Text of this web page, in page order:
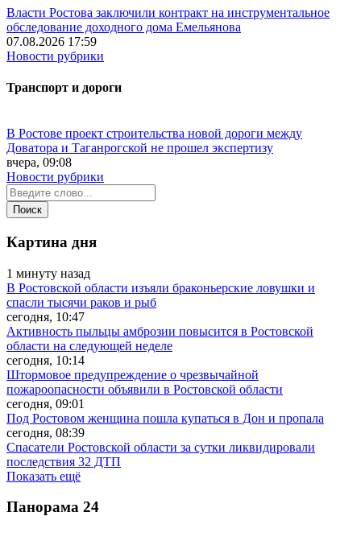
Власти Ростова заключили контракт на инструментальное
обследование доходного дома Емельянова
07.08.2026 17:59
Новости рубрики
Транспорт и дороги
В Ростове проект строительства новой дороги между
Доватора и Таганрогской не прошел экспертизу
вчера, 09:08
Новости рубрики
Картина дня
1 минуту назад
В Ростовской области изъяли браконьерские ловушки и
спасли тысячи раков и рыб
сегодня, 10:47
Активность пыльцы амброзии повысится в Ростовской
области на следующей неделе
сегодня, 10:14
Штормовое предупреждение о чрезвычайной
пожароопасности объявили в Ростовской области
сегодня, 09:01
Под Ростовом женщина пошла купаться в Дон и пропала
сегодня, 08:39
Спасатели Ростовской области за сутки ликвидировали
последствия 32 ДТП
Показать ещё
Панорама 24